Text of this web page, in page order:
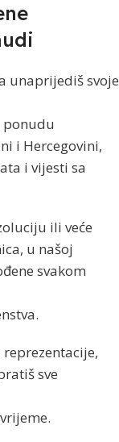
unaprijediš svoje
ponudu
i Hercegovini,
i vijesti sa
ili veće
u našoj
svakom
sve